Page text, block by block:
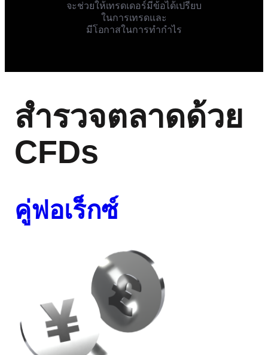
จะช่วยให้เทรดเดอร์มีข้อได้เปรียบ
ในการเทรดและ
มีโอกาสในการทำกำไร
สำรวจตลาดด้วย
CFDs
คู่ฟอเร็กซ์